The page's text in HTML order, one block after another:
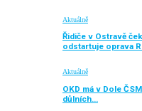
Aktuálně
Řidiče v Ostravě
odstartuje oprava
Aktuálně
OKD má v Dole
důlních…